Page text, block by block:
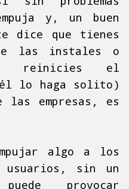
y, un buen
dice que tienes
las instales o
reinicies el
él lo haga solito)
empresas, es
algo a los
usuarios, sin un
provocar